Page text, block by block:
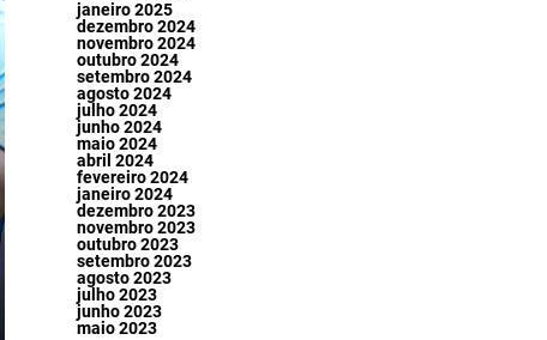
janeiro 2025
dezembro 2024
novembro 2024
outubro 2024
setembro 2024
agosto 2024
julho 2024
junho 2024
maio 2024
abril 2024
fevereiro 2024
janeiro 2024
dezembro 2023
novembro 2023
outubro 2023
setembro 2023
agosto 2023
julho 2023
junho 2023
maio 2023